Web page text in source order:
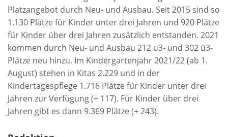
Platzangebot durch Neu- und Ausbau. Seit 2015 sind so
1.130 Plätze für Kinder unter drei Jahren und 920 Plätze
für Kinder über drei Jahren zusätzlich entstanden. 2021
kommen durch Neu- und Ausbau 212 u3- und 302 ü3-
Plätze neu hinzu. Im Kindergartenjahr 2021/22 (ab 1.
August) stehen in Kitas 2.229 und in der
Kindertagespflege 1.716 Plätze für Kinder unter drei
Jahren zur Verfügung (+ 117). Für Kinder über drei
Jahren gibt es dann 9.369 Plätze (+ 243).